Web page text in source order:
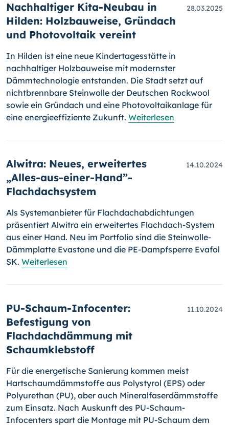
Nachhaltiger Kita-Neubau in
Hilden: Holzbauweise, Gründach
und Photovoltaik vereint
28.03.2025
In Hilden ist eine neue Kindertagesstätte in
nachhaltiger Holzbauweise mit modernster
Dämmtechnologie entstanden. Die Stadt setzt auf
nichtbrennbare Steinwolle der Deutschen Rockwool
sowie ein Gründach und eine Photovoltaikanlage für
eine energieeffiziente Zukunft. Weiterlesen
Alwitra: Neues, erweitertes
„Alles-aus-einer-Hand”-
Flachdachsystem
14.10.2024
Als Systemanbieter für Flachdachabdichtungen
präsentiert Alwitra ein erweitertes Flachdach-System
aus einer Hand. Neu im Portfolio sind die Steinwolle-
Dämmplatte Evastone und die PE-Dampfsperre Evafol
SK. Weiterlesen
PU-Schaum-Infocenter:
Befestigung von
Flachdachdämmung mit
Schaumklebstoff
11.10.2024
Für die energetische Sanierung kommen meist
Hartschaumdämmstoffe aus Polystyrol (EPS) oder
Polyurethan (PU), aber auch Mineralfaserdämmstoffe
zum Einsatz. Nach Auskunft des PU-Schaum-
Infocenters spart die Montage mit PU-Schaum dem